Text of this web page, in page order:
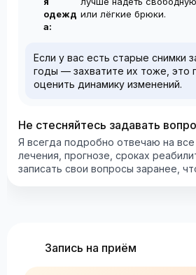
одежд
а:
или лёгкие брюки.
Если у вас есть старые снимки
годы — захватите их тоже, это
оценить динамику изменений.
Не стесняйтесь задавать
Я всегда подробно отвечаю на
лечения, прогнозе, сроках
записать свои вопросы заранее,
Запись на приём